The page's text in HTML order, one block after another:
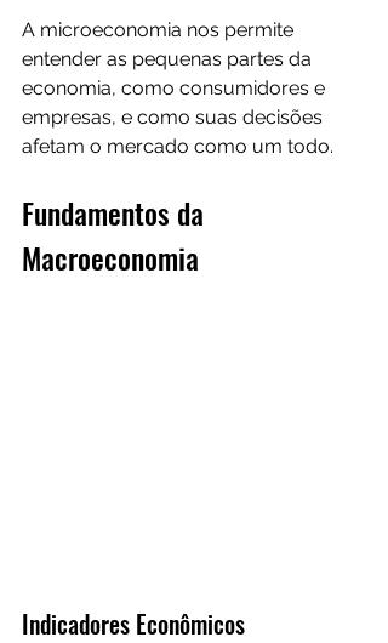
A microeconomia nos permite
entender as pequenas partes da
economia, como consumidores e
empresas, e como suas decisões
afetam o mercado como um todo.
Fundamentos da
Macroeconomia
Indicadores Econômicos